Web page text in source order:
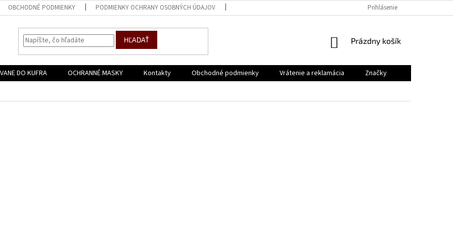
OBCHODNÉ PODMIENKY PODMIENKY OCHRANY OSOBNÝCH ÚDAJOV Prihlásenie
HĽADAŤ
NÁKUPNÝ
Prázdny košík
VANE DO KUFRA OCHRANNÉ MASKY Kontakty Obchodné podmienky Vrátenie a reklamácia
Značky